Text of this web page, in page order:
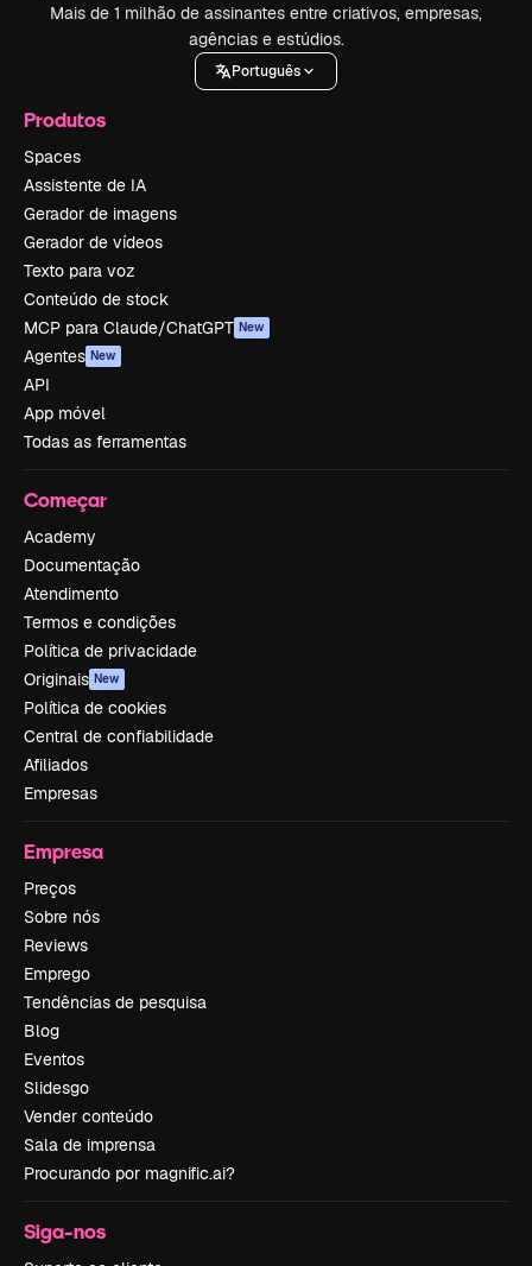
Mais de 1 milhão de assinantes entre criativos, empresas,
agências e estúdios.
Português
Produtos
Spaces
Assistente de IA
Gerador de imagens
Gerador de vídeos
Texto para voz
Conteúdo de stock
MCP para Claude/ChatGPT New
Agentes New
API
App móvel
Todas as ferramentas
Começar
Academy
Documentação
Atendimento
Termos e condições
Política de privacidade
Originais New
Política de cookies
Central de confiabilidade
Afiliados
Empresas
Empresa
Preços
Sobre nós
Reviews
Emprego
Tendências de pesquisa
Blog
Eventos
Slidesgo
Vender conteúdo
Sala de imprensa
Procurando por magnific.ai?
Siga-nos